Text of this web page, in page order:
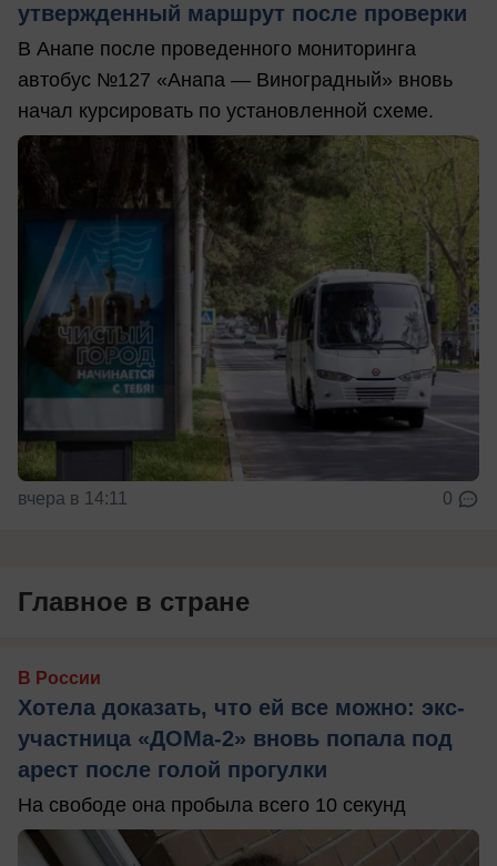
утвержденный маршрут после проверки
В Анапе после проведенного мониторинга
автобус №127 «Анапа — Виноградный» вновь
начал курсировать по установленной схеме.
вчера в 14:11 0
Главное в стране
В России
Хотела доказать, что ей все можно: экс-
участница «ДОМа-2» вновь попала под
арест после голой прогулки
На свободе она пробыла всего 10 секунд